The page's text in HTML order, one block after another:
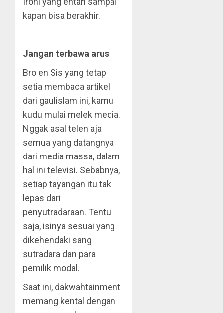
kapan bisa berakhir.
Jangan terbawa arus
Bro en Sis yang tetap
setia membaca artikel
dari gaulislam ini, kamu
kudu mulai melek media.
Nggak asal telen aja
semua yang datangnya
dari media massa, dalam
hal ini televisi. Sebabnya,
setiap tayangan itu tak
lepas dari
penyutradaraan. Tentu
saja, isinya sesuai yang
dikehendaki sang
sutradara dan para
pemilik modal.
Saat ini, dakwahtainment
memang kental dengan